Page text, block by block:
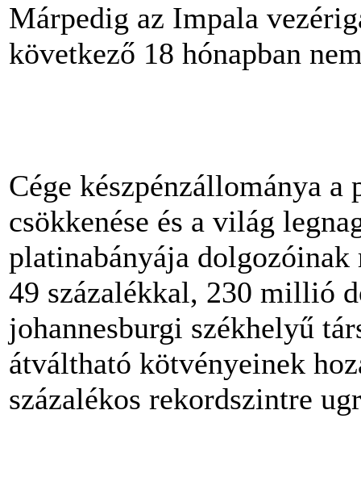
Márpedig az Impala
következő 18 hónapban
Cége készpénzállománya a
csökkenése és a világ
platinabányája dolgozóinak
49 százalékkal, 230 millió
johannesburgi székhelyű
átváltható kötvényeinek
százalékos rekordszintre